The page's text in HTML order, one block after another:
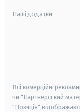
Наші додатки:
Всі комерційні
чи "Партнерський
"Позиція"